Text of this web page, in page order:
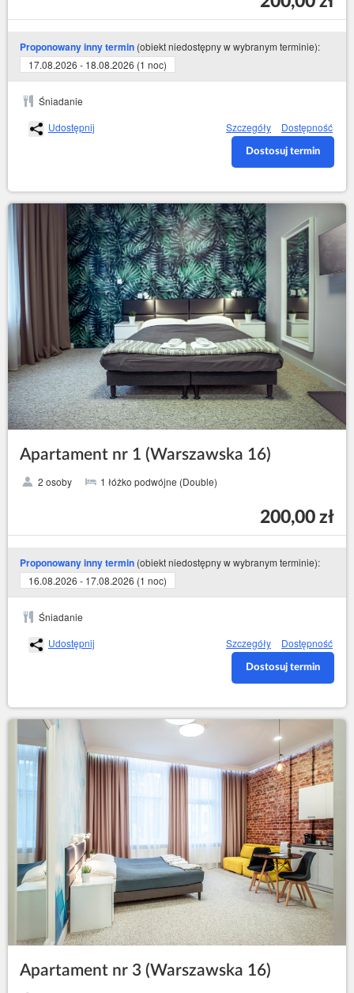
Proponowany inny termin (obiekt niedostępny w wybranym terminie):
17.08.2026 - 18.08.2026 (1 noc)
Śniadanie
Udostępnij
Szczegóły Dostępność
Dostosuj termin
Apartament nr 1 (Warszawska 16)
2 osoby 1 łóżko podwójne (Double)
200,00 zł
Proponowany inny termin (obiekt niedostępny w wybranym terminie):
16.08.2026 - 17.08.2026 (1 noc)
Śniadanie
Udostępnij
Szczegóły Dostępność
Dostosuj termin
Apartament nr 3 (Warszawska 16)